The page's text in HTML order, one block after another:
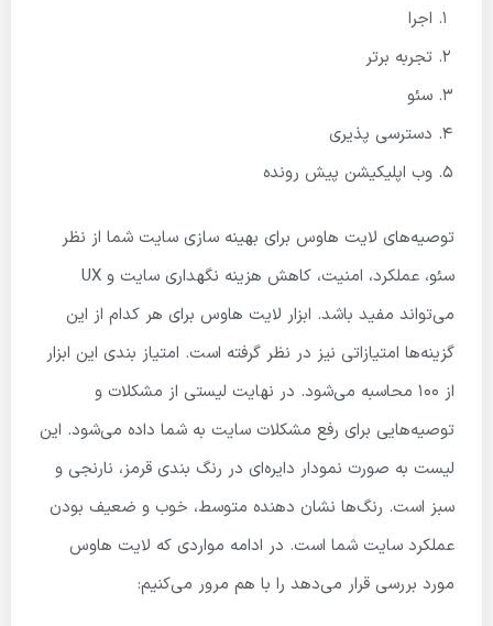
اجرا
تجربه برتر
سئو
دسترسی پذیری
وب اپلیکیشن پیش رونده
توصیه‌های لایت هاوس برای بهینه سازی سایت شما از نظر
سئو، عملکرد، امنیت، کاهش هزینه نگهداری سایت و UX
می‌تواند مفید باشد. ابزار لایت هاوس برای هر کدام از این
گزینه‌ها امتیازاتی نیز در نظر گرفته است. امتیاز بندی این ابزار
از 100 محاسبه می‌شود. در نهایت لیستی از مشکلات و
توصیه‌هایی برای رفع مشکلات سایت به شما داده می‌شود. این
لیست به صورت نمودار دایره‌ای در رنگ بندی قرمز، نارنجی و
سبز است. رنگ‌ها نشان دهنده متوسط، خوب و ضعیف بودن
عملکرد سایت شما است. در ادامه مواردی که لایت هاوس
مورد بررسی قرار می‌دهد را با هم مرور می‌کنیم: